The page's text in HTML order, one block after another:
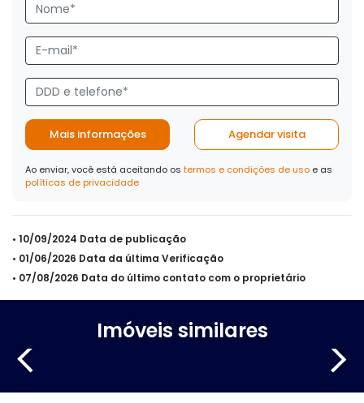
Mais informações Agendar visita
Ao enviar, você está aceitando os termos e condições de uso e as
políticas de privacidade
• 10/09/2024 Data de publicação
• 01/06/2026 Data da última Verificação
• 07/08/2026 Data do último contato com o proprietário
Imóveis similares